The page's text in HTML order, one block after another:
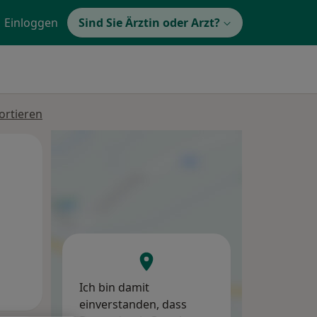
Einloggen Sind Sie Ärztin oder Arzt?
Ich bin damit
einverstanden, dass